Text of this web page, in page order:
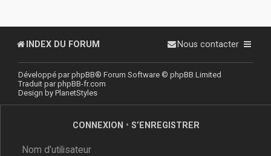
INDEX DU FORUM Nous contacter
Développé parphpBB® Forum Software © phpBB Limited
Traduit parphpBB-fr.com
Design by PlanetStyles
CONNEXION • S’ENREGISTRER